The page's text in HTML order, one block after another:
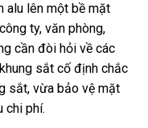
alu lên một bề mặt
ty, văn phòng,
cần đòi hỏi về các
sắt cố định chắc
sắt, vừa bảo vệ mặt
chi phí.